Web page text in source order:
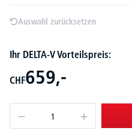
Auswahl zurücksetzen
Ihr DELTA-V Vorteilspreis:
CHF659,-